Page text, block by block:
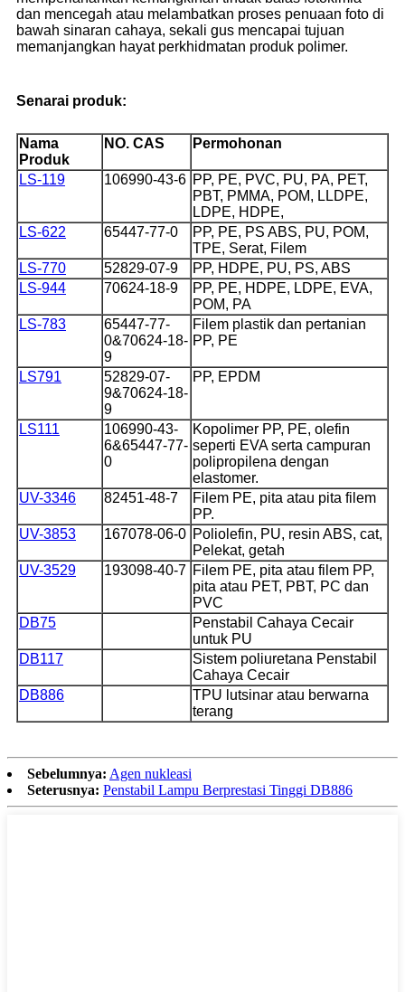
dan mencegah atau melambatkan proses penuaan foto di
bawah sinaran cahaya, sekali gus mencapai tujuan
memanjangkan hayat perkhidmatan produk polimer.
Senarai produk:
Nama
Produk
NO. CAS Permohonan
LS-119 106990-43-6 PP, PE, PVC, PU, ​​PA, PET,
PBT, PMMA, POM, LLDPE,
LDPE, HDPE,
LS-622
65447-77-0
PP, PE, PS ABS, PU, ​​POM,
TPE, Serat, Filem
LS-770
52829-07-9
PP, HDPE, PU, ​​PS, ABS
LS-944
70624-18-9
PP, PE, HDPE, LDPE, EVA,
POM, PA
LS-783
65447-77-
0&70624-18-
9
Filem plastik dan pertanian
PP, PE
LS791
52829-07-
9&70624-18-
9
PP, EPDM
LS111
106990-43-
6&65447-77-
0
Kopolimer PP, PE, olefin
seperti EVA serta campuran
polipropilena dengan
elastomer.
UV-3346
82451-48-7
Filem PE, pita atau pita filem
PP.
UV-3853
167078-06-0 Poliolefin, PU, ​​resin ABS, cat,
Pelekat, getah
UV-3529
193098-40-7 Filem PE, pita atau filem PP,
pita atau PET, PBT, PC dan
PVC
DB75
Penstabil Cahaya Cecair
untuk PU
DB117
Sistem poliuretana Penstabil
Cahaya Cecair
DB886
TPU lutsinar atau berwarna
terang
Sebelumnya: Agen nukleasi
Seterusnya: Penstabil Lampu Berprestasi Tinggi DB886